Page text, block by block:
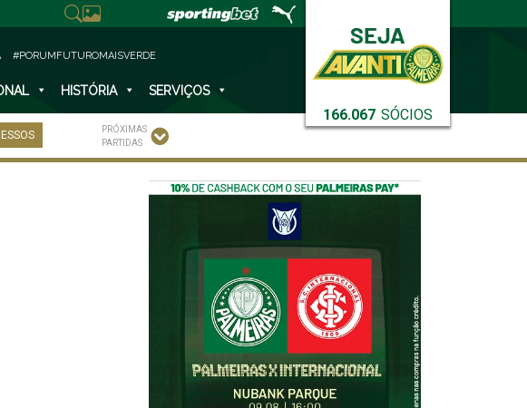
166.067 SÓCIOS
#PORUMFUTUROMAISVERDE
HISTÓRIA SERVIÇOS
PRÓXIMAS
PARTIDAS